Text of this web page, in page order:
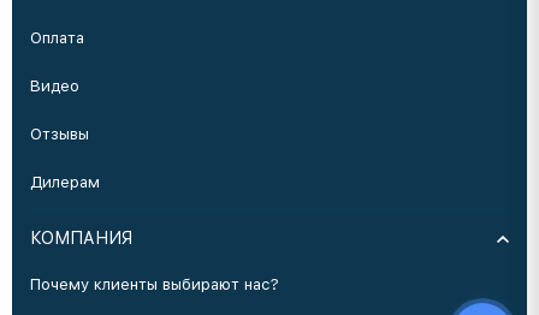
Оплата
Видео
Отзывы
Дилерам
КОМПАНИЯ
Почему клиенты выбирают нас?